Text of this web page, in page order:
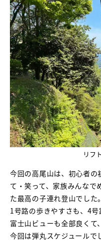
リフ
今回の高尾山は、初心者の
て・笑って、家族みんなで
た最高の子連れ登山でした。
1号路の歩きやすさも、4
富士山ビューも全部良くて
今回は弾丸スケジュールで